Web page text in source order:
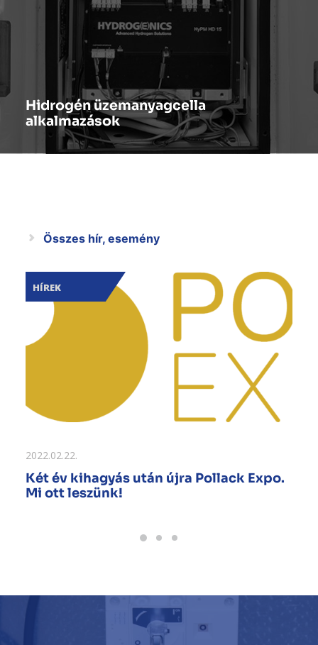
Hidrogén üzemanyagcella
alkalmazások
Összes hír, esemény
HÍREK
2022.02.22.
Két év kihagyás után újra Pollack Expo.
Mi ott leszünk!